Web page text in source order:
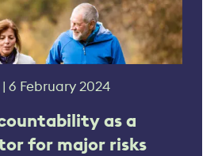
6 February 2024
as a
for major risks